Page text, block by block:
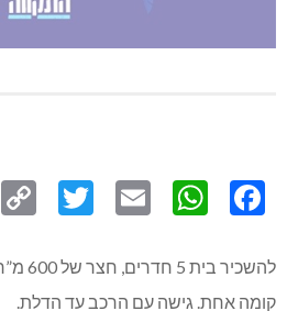
קומה אחת. גישה עם הרכב עד הדלת.